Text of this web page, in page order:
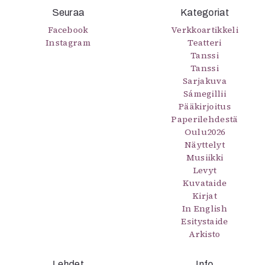
Seuraa
Facebook
Instagram
Kategoriat
Verkkoartikkeli
Teatteri
Tanssi
Tanssi
Sarjakuva
Sámegillii
Pääkirjoitus
Paperilehdestä
Oulu2026
Näyttelyt
Musiikki
Levyt
Kuvataide
Kirjat
In English
Esitystaide
Arkisto